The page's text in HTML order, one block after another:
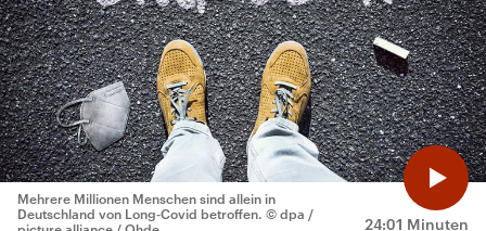
24:01 Minuten
Mehrere Millionen Menschen sind allein in
Deutschland von Long-Covid betroffen. © dpa /